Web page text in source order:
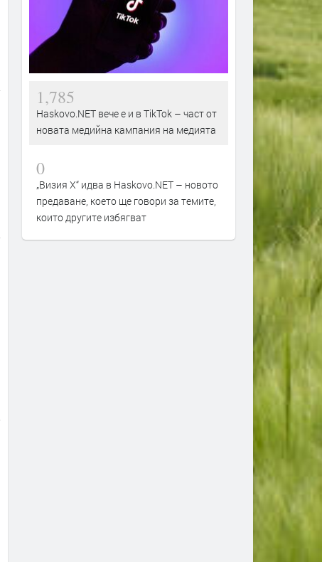
1,785
Haskovo.NET вече е и в TikTok – част от
новата медийна кампания на медията
0
„Визия Х“ идва в Haskovo.NET – новото
предаване, което ще говори за темите,
които другите избягват